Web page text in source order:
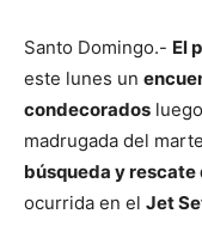
Santo Domingo.- El
este lunes un
condecorados
madrugada del
búsqueda y
ocurrida en el Jet